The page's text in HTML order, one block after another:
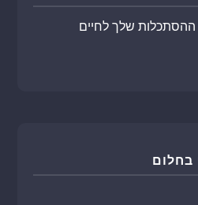
ההסתכלות שלך לחיים
בחלום